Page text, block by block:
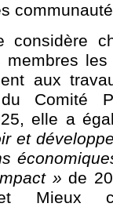
considère
membres
aux
Comité
elle a
et
» de
Mieux